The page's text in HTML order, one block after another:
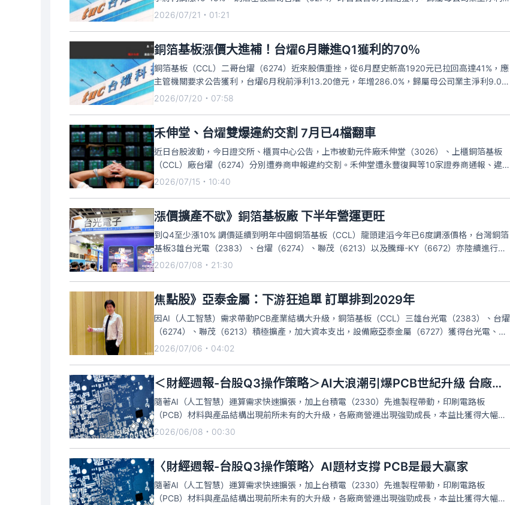
億元，年增219.2%，單月每股稅後盈餘3.06元，已是首季每股稅後盈餘4.36元的70%，主要因產
2026/07/21・01:21
銅箔基板漲價大進補！台燿6月賺進Q1獲利的70％
銅箔基板（CCL）二哥台燿（6274）近來股價重挫，從6月歷史新高1920元已拉回高達41%，應
主管機關要求公告獲利，台燿6月稅前淨利13.20億元，年增286.0%，歸屬母公司業主淨利9.0億
元，年增219.2%，單月每股盈餘3.06元，年增199.8%，6月每股盈餘3.06元已是首季每股盈餘
2026/07/20・07:58
禾伸堂、台燿雙爆違約交割 7月已4檔翻車
近日台股波動，今日證交所、櫃買中心公告，上市被動元件廠禾伸堂（3026）、上櫃銅箔基板
（CCL）廠台燿（6274）分別遭券商申報違約交割。禾伸堂遭永豐復興等10家證券商通報、違約
交割金額為3326.5萬元，台燿則遭永豐大園申報、違約交割則為2101.5萬元。
2026/07/15・10:40
漲價擴產不歇》銅箔基板廠 下半年營運更旺
到Q4至少漲10% 調價延續到明年中國銅箔基板（CCL）龍頭建滔今年已6度調漲價格，台灣銅箔
基板3雄台光電（2383）、台燿（6274）、聯茂（6213）以及騰輝-KY（6672）亦陸續進行價
格調漲，帶動4家公司6月合併營收皆創下歷史新高；銅箔基板廠預計第3、第4季繼續調漲報價，
2026/07/08・21:30
焦點股》亞泰金屬：下游狂追單 訂單排到2029年
因AI（人工智慧）需求帶動PCB產業結構大升級，銅箔基板（CCL）三雄台光電（2383）、台燿
（6274）、聯茂（6213）積極擴產，加大資本支出，設備廠亞泰金屬（6727）獲得台光電、台
燿與聯茂追加訂單，未來三年產能已被提早包下，訂單能見度一再往後，目前已可達2029年，隨
2026/07/06・04:02
＜財經週報-台股Q3操作策略＞AI大浪潮引爆PCB世紀升級 台廠高階製程產能滿載
隨著AI（人工智慧）運算需求快速擴張，加上台積電（2330）先進製程帶動，印刷電路板
（PCB）材料與產品結構出現前所未有的大升級，各廠商營運出現強勁成長，本益比獲得大幅調
升，股價狂飆，台光電（2383）之後，金像電（2368）、台燿（6274）與欣興（3037）股價
2026/06/08・00:30
〈財經週報-台股Q3操作策略〉AI題材支撐 PCB是最大贏家
隨著AI（人工智慧）運算需求快速擴張，加上台積電（2330）先進製程帶動，印刷電路板
（PCB）材料與產品結構出現前所未有的大升級，各廠商營運出現強勁成長，本益比獲得大幅調